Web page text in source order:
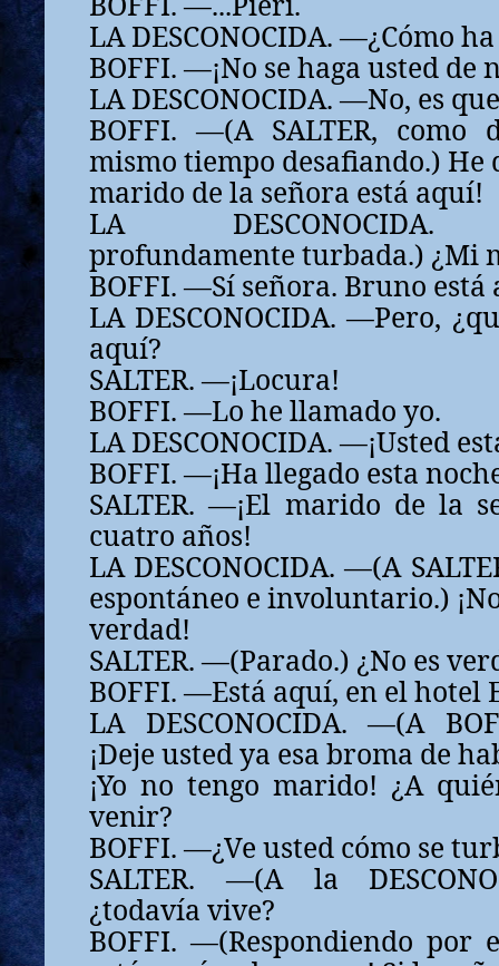
LA DESCONOCIDA. —¿Cómo
BOFFI. —¡No se haga usted de
LA DESCONOCIDA. —No, es
BOFFI. —(A SALTER, como
mismo tiempo desafiando.) He
marido de la señora está aquí!
LA DESCONOCIDA.
profundamente turbada.) ¿Mi
BOFFI. —Sí señora. Bruno está
LA DESCONOCIDA. —Pero,
aquí?
SALTER. —¡Locura!
BOFFI. —Lo he llamado yo.
LA DESCONOCIDA. —¡Usted
BOFFI. —¡Ha llegado esta
SALTER. —¡El marido de la
cuatro años!
LA DESCONOCIDA. —(A
espontáneo e involuntario.)
verdad!
SALTER. —(Parado.) ¿No es
BOFFI. —Está aquí, en el hotel
LA DESCONOCIDA. —(A
¡Deje usted ya esa broma de
¡Yo no tengo marido! ¿A
venir?
BOFFI. —¿Ve usted cómo se
SALTER. —(A la
¿todavía vive?
BOFFI. —(Respondiendo por